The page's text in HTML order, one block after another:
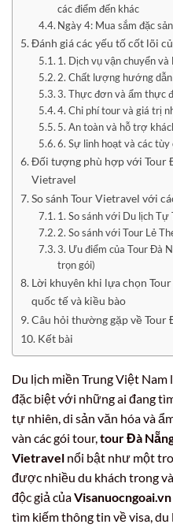
các điểm đến khác
Ngày 4: Mua sắm đặc
Đánh giá các yếu tố cốt lõi
1. Dịch vụ vận chuyển
2. Chất lượng hướng
3. Thực đơn và ẩm thực
4. Chi phí tour và giá trị
5. An toàn và hỗ trợ
6. Sự linh hoạt và các tùy
Đối tượng phù hợp với Tour
Vietravel
So sánh Tour Vietravel với
1. So sánh với Du lịch Tự
2. So sánh với Tour Lẻ
3. Ưu điểm của Tour Đà
trọn gói)
Lời khuyên khi lựa chọn
quốc tế và kiều bào
Câu hỏi thường gặp về Tour
Kết bài
Du lịch miền Trung Việt
đặc biệt với những ai đang
tự nhiên, di sản văn hóa và
vàn các gói tour,tour Đà
Vietravel nổi bật như một
được nhiều du khách trong
độc giả củaVisanuocngoai.vn
tìm kiếm thông tin về visa,